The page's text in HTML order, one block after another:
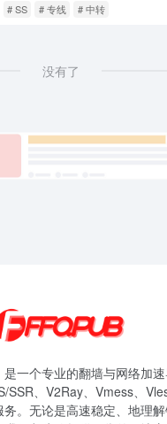
# SS # 专线 # 中转
没有了
一个专业的翻墙与网络加速
SSR、V2Ray、Vmess、
。无论是高速稳定、地理